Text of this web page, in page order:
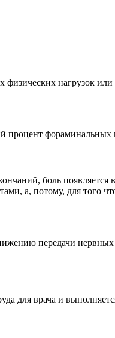
нагрузок
процент
боль появляется
а, потому, для того
передачи
для врача и